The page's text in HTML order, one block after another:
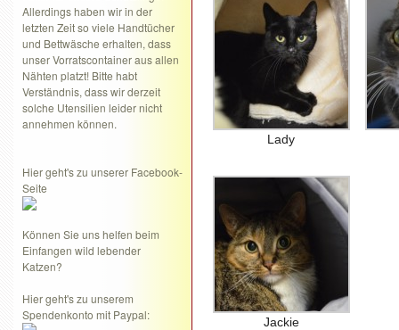
Allerdings haben wir in der
letzten Zeit so viele Handtücher
und Bettwäsche erhalten, dass
unser Vorratscontainer aus allen
Nähten platzt! Bitte habt
Verständnis, dass wir derzeit
solche Utensilien leider nicht
annehmen können.
Hier geht's zu unserer Facebook-
Seite
Können Sie uns helfen beim
Einfangen wild lebender
Katzen?
Hier geht's zu unserem
Spendenkonto mit Paypal:
Lady
Jackie